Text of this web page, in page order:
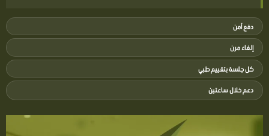
دفع آمن
إلغاء مرن
كل جلسة بتقييم طبي
دعم خلال ساعتين